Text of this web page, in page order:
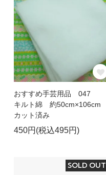
おすすめ手芸用品 047
キルト綿 約50cm×106cm
カット済み
450円(税込495円)
SOLD OUT